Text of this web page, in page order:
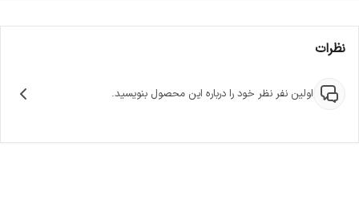
نظرات
اولین نفر نظر خود را درباره این محصول بنویسید.